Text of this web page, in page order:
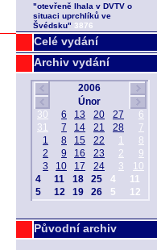
Celé vydání
Archiv vydání
Původní archiv